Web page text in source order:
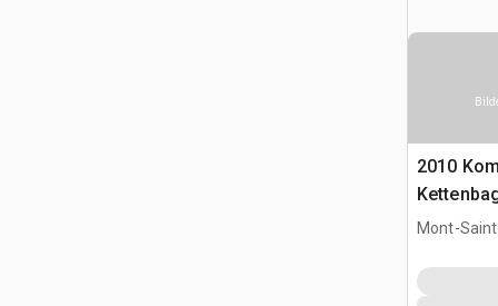
2010
Mont-